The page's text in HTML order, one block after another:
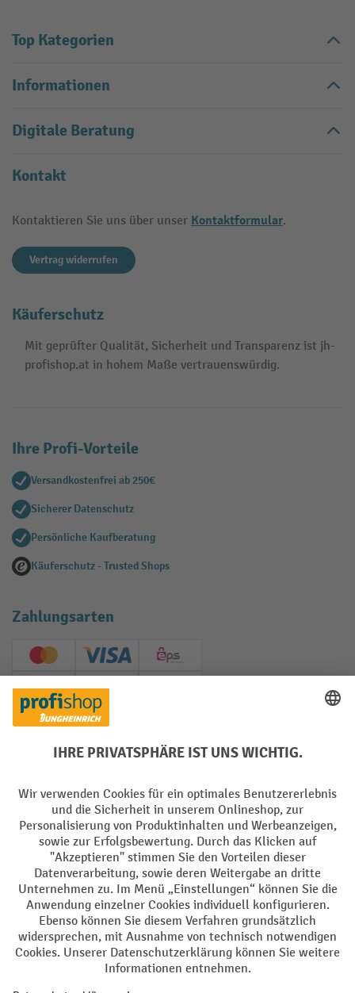
Top Kategorien
Informationen
Digitale Beratung
Kontakt
Kontaktieren Sie uns über unser Kontaktformular.
Vertrag widerrufen
Käuferschutz
Mit geprüfter Qualität, Sicherheit und Transparenz ist jh-
profishop.at in hohem Maße vertrauenswürdig.
Ihre Profi-Vorteile
Versandkostenfrei ab 250€
Sicherer Datenschutz
Persönliche Kaufberatung
Käuferschutz - Trusted Shops
Zahlungsarten
Creditcard (Master)Creditcard (Visa)
EPS
PayPal
Soziale Netzwerke
Impressum Datenschutz
Barrierefreiheit Privacy Settings
Alle Preise exkl. gesetzl. Mehrwertsteuer zzgl.Versandkostenund ggf.
Nachnahmegebühren, wenn nicht anders angegeben.
¹ Der Rabatt gilt so lange der Vorrat reicht. Der Rabatt gilt nicht auf